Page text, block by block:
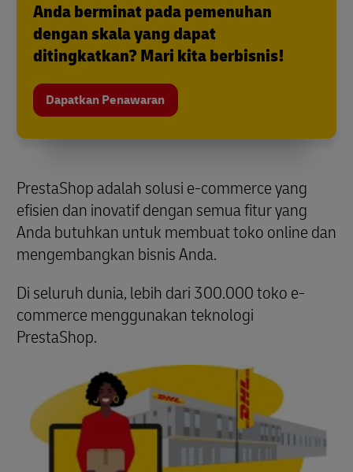
Anda berminat pada pemenuhan
dengan skala yang dapat
ditingkatkan? Mari kita berbisnis!
Dapatkan Penawaran
PrestaShop adalah solusi e-commerce yang
efisien dan inovatif dengan semua fitur yang
Anda butuhkan untuk membuat toko online dan
mengembangkan bisnis Anda.
Di seluruh dunia, lebih dari 300.000 toko e-
commerce menggunakan teknologi
PrestaShop.